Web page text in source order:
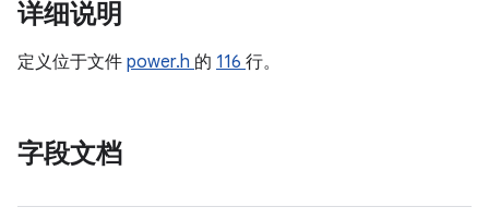
详细说明
定义位于文件 power.h 的 116 行。
字段文档